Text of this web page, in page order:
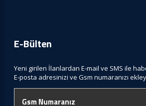
E-Bülten
Yeni girilen İlanlardan E-mail ve SMS ile
E-posta adresinizi ve Gsm numaranızı